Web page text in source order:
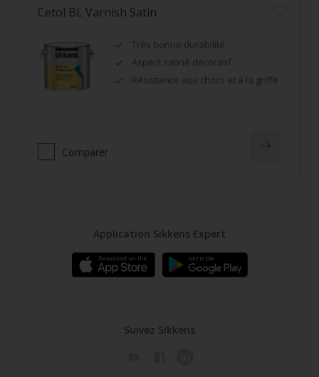
Cetol BL Varnish Satin
Très bonne durabilité
Aspect satiné décoratif
Résistance aux chocs et à la griffe
Comparer
Application Sikkens Expert
Suivez Sikkens